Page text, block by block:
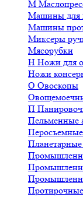
М
Машины для
Машины
Миксеры
Мясорубки
Н Ножи для
Ножи
О Овоскопы
П
Пельменные